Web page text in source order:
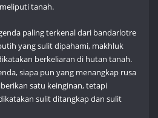
tanah.
paling terkenal dari bandarlotre
yang sulit dipahami, makhluk
berkeliaran di hutan tanah.
siapa pun yang menangkap rusa
satu keinginan, tetapi
sulit ditangkap dan sulit